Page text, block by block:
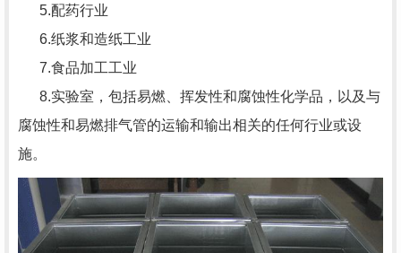
5.配药行业
6.纸浆和造纸工业
7.食品加工工业
8.实验室，包括易燃、挥发性和腐蚀性化学品，以及与
腐蚀性和易燃排气管的运输和输出相关的任何行业或设
施。